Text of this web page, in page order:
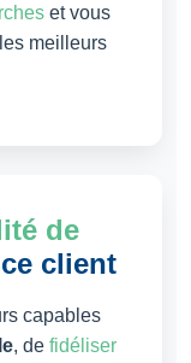
et vous
meilleurs
de
client
capables
, de fidéliser